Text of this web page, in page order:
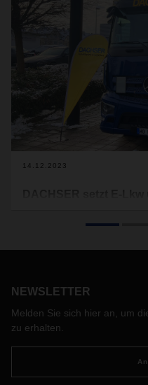
14.12.2023
elektrisch betriebenen Lkw
Kilometer entfernten
NEWSLETTER
Melden Sie sich hier an, um
zu erhalten.